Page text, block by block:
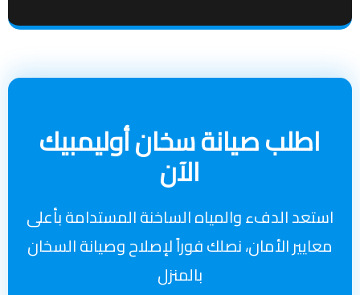
اطلب صيانة سخان أوليمبيك
الآن
استعد الدفء والمياه الساخنة المستدامة بأعلى
معايير الأمان، نصلك فوراً لإصلاح وصيانة السخان
بالمنزل